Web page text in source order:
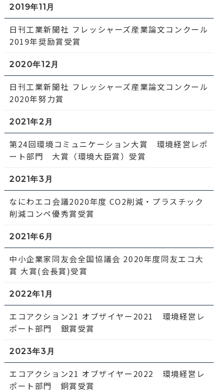
2019年11月
日刊工業新聞社 フレッシャーズ産業論文コンクール
2019年奨励賞受賞
2020年12月
日刊工業新聞社 フレッシャーズ産業論文コンクール
2020年努力賞
2021年2月
第24回環境コミュニケーション大賞 環境経営レポ
ート部門 大賞（環境大臣賞）受賞
2021年3月
なにわエコ会議2020年度 CO2削減・プラスチック
削減コンペ優秀賞受賞
2021年6月
中小企業家同友会全国協議会 2020年度同友エコ大
賞 大賞(会長賞)受賞
2022年1月
エコアクション21 オブザイヤー2021 環境経営レ
ポート部門 銀賞受賞
2023年3月
エコアクション21 オブザイヤー2022 環境経営レ
ポート部門 銅賞受賞